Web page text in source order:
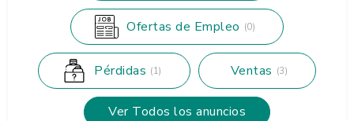
Ofertas de Empleo (0)
Pérdidas (1) Ventas (3)
Ver Todos los anuncios